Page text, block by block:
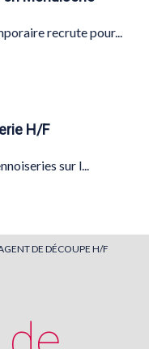
recrute pour...
H/F
sur l...
DE DÉCOUPE H/F